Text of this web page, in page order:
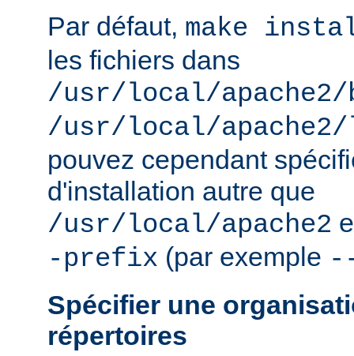
Par défaut, make
les fichiers dans
/usr/local/
/usr/local/
pouvez cependant
d'installation autre que
/usr/local/apache2
-prefix (par exemple
Spécifier une
répertoires